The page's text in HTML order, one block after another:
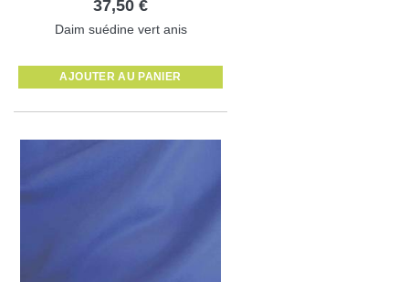
37,50 €
Daim suédine vert anis
AJOUTER AU PANIER